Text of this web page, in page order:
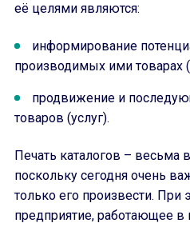
её целями являются:
информирование
производимых ими товарах
продвижение и
товаров (услуг).
Печать каталогов – весьма
поскольку сегодня очень
только его произвести. При
предприятие, работающее в